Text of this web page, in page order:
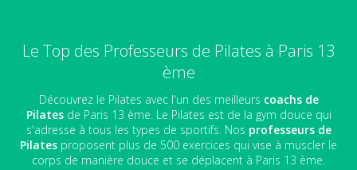
Le Top des Professeurs de Pilates à Paris 13
ème
Découvrez le Pilates avec l'un des meilleurs coachs de
Pilatesde Paris 13 ème. Le Pilates est de la gym douce qui
s'adresse à tous les types de sportifs. Nos professeurs de
Pilates proposent plus de 500 exercices qui vise à muscler le
corps de manière douce et se déplacent à Paris 13 ème.